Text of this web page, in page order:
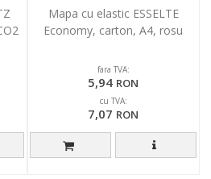
Mapa cu elastic ESSELTE
Economy, carton, A4, rosu
fara TVA:
5,94 RON
cu TVA:
7,07 RON